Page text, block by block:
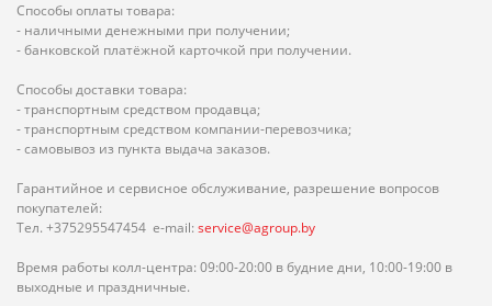
Способы оплаты товара:
- наличными денежными при получении;
- банковской платёжной карточкой при получении.
Способы доставки товара:
- транспортным средством продавца;
- транспортным средством компании-перевозчика;
- самовывоз из пункта выдача заказов.
Гарантийное и сервисное обслуживание, разрешение вопросов
покупателей:
Тел. +375295547454 e-mail: service@agroup.by
Время работы колл-центра: 09:00-20:00 в будние дни, 10:00-19:00 в
выходные и праздничные.